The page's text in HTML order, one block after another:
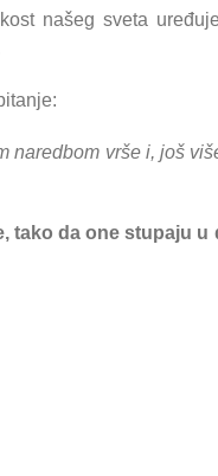
našeg sveta
naredbom vrše i, još
tako da one stupaju